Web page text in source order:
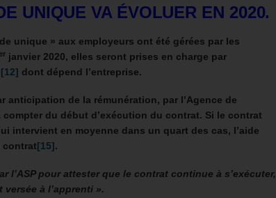
UNIQUE VA ÉVOLUER EN 2020.
unique » aux employeurs ont été gérées par les
er janvier 2020, elles seront prises en charge par
[12] dont dépend l’entreprise.
anticipation de la rémunération, par l’Agence de
compter du début d’exécution du contrat. Si le contrat
intervient en moyenne dans un quart des cas, l’aide
contrat[15].
l’ASP pour attester que le contrat continue à s’exécuter,
à l’apprenti ».